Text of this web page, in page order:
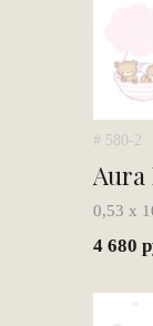
# 580-2
Aura
0,53 х
4 680